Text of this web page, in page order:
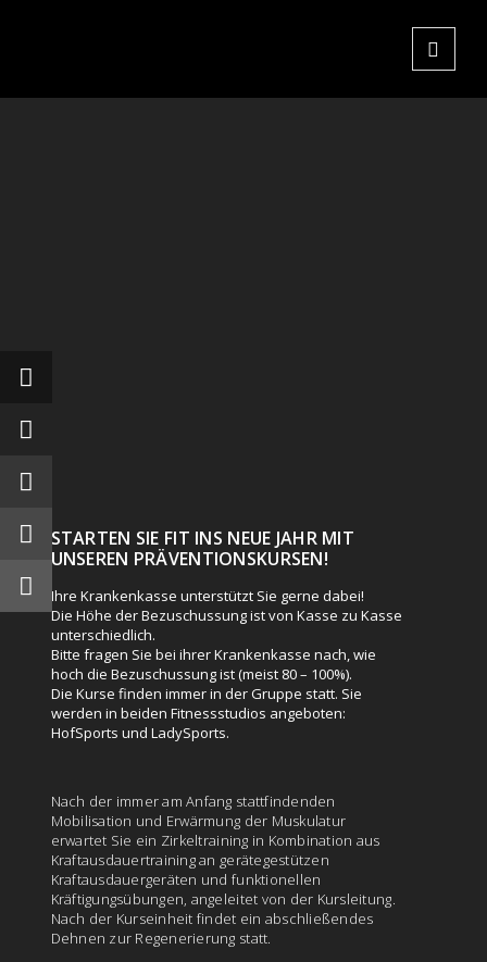
STARTEN SIE FIT INS NEUE JAHR MIT
UNSEREN PRÄVENTIONSKURSEN!
Ihre Krankenkasse unterstützt Sie gerne dabei!
Die Höhe der Bezuschussung ist von Kasse zu Kasse
unterschiedlich.
Bitte fragen Sie bei ihrer Krankenkasse nach, wie
hoch die Bezuschussung ist (meist 80 – 100%).
Die Kurse finden immer in der Gruppe statt. Sie
werden in beiden Fitnessstudios angeboten:
HofSports und LadySports.
Nach der immer am Anfang stattfindenden
Mobilisation und Erwärmung der Muskulatur
erwartet Sie ein Zirkeltraining in Kombination aus
Kraftausdauertraining an gerätegestützen
Kraftausdauergeräten und funktionellen
Kräftigungsübungen, angeleitet von der Kursleitung.
Nach der Kurseinheit findet ein abschließendes
Dehnen zur Regenerierung statt.